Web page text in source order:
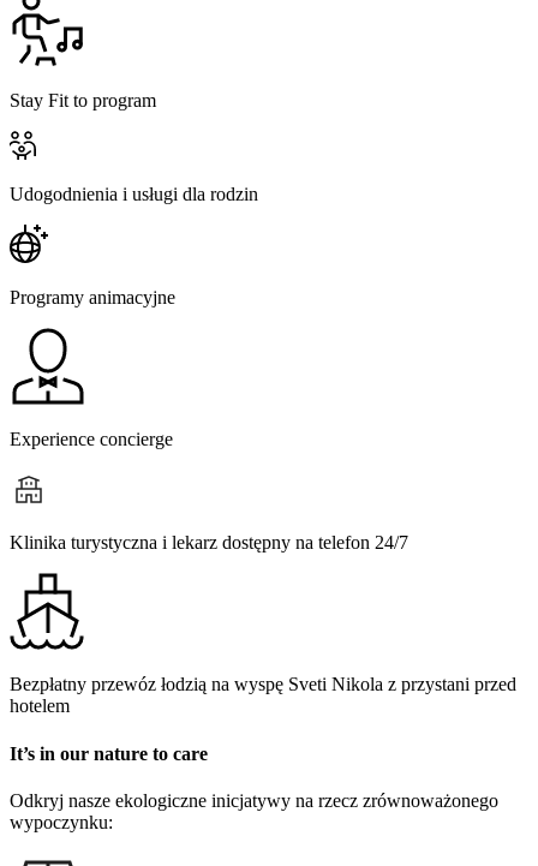
Stay Fit to program
Udogodnienia i usługi dla rodzin
Programy animacyjne
Experience concierge
Klinika turystyczna i lekarz dostępny na telefon 24/7
Bezpłatny przewóz łodzią na wyspę Sveti Nikola z przystani przed
hotelem
It’s in our nature to care
Odkryj nasze ekologiczne inicjatywy na rzecz zrównoważonego
wypoczynku: